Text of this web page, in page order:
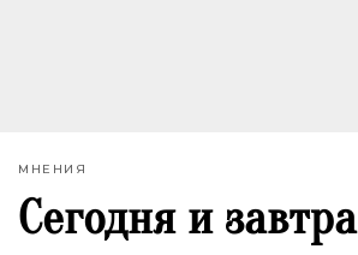
МНЕНИЯ
Сегодня и завтра